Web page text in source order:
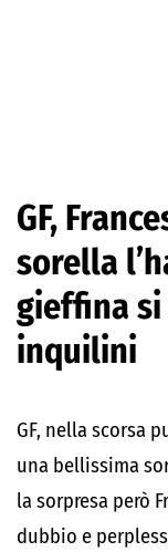
GF,
sorella
gieffina
inquilini
GF, nella scorsa
una bellissima
la sorpresa però
dubbio e